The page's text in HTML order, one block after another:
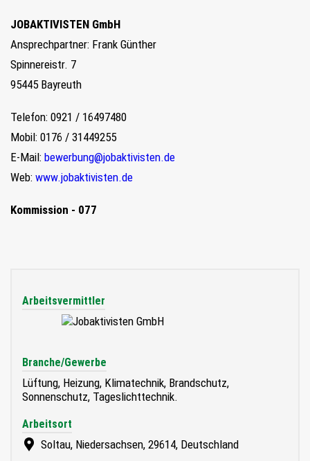
JOBAKTIVISTEN GmbH
Ansprechpartner: Frank Günther
Spinnereistr. 7
95445 Bayreuth
Telefon: 0921 / 16497480
Mobil: 0176 / 31449255
E-Mail: bewerbung@jobaktivisten.de
Web: www.jobaktivisten.de
Kommission - 077
Arbeitsvermittler
Branche/Gewerbe
Lüftung, Heizung, Klimatechnik, Brandschutz,
Sonnenschutz, Tageslichttechnik.
Arbeitsort
Soltau, Niedersachsen, 29614, Deutschland